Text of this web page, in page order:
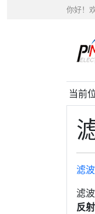
你好！
当前
滤
滤
反射